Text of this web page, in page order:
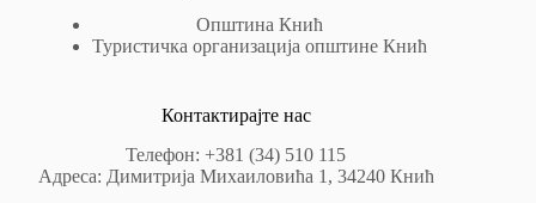
Општина Кнић
Туристичка организација општине Кнић
Контактирајте нас
Телефон: +381 (34) 510 115
Адреса: Димитрија Михаиловића 1, 34240 Кнић